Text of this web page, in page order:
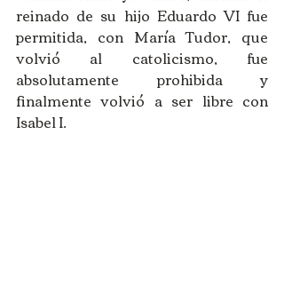
reinado de su hijo Eduardo VI fue
permitida, con María Tudor, que
volvió al catolicismo, fue
absolutamente prohibida y
finalmente volvió a ser libre con
Isabel I.